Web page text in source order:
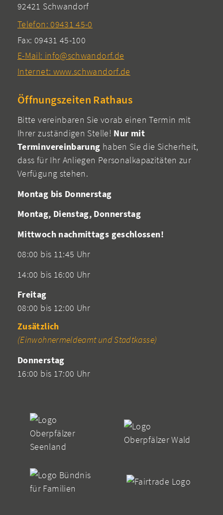
92421 Schwandorf
Telefon: 09431 45-0
Fax: 09431 45-100
E-Mail: info@schwandorf.de
Internet: www.schwandorf.de
Öffnungszeiten Rathaus
Bitte vereinbaren Sie vorab einen Termin mit
Ihrer zuständigen Stelle! Nur mit
Terminvereinbarung haben Sie die Sicherheit,
dass für Ihr Anliegen Personalkapazitäten zur
Verfügung stehen.
Montag bis Donnerstag
Montag, Dienstag, Donnerstag
Mittwoch nachmittags geschlossen!
08:00 bis 11:45 Uhr
14:00 bis 16:00 Uhr
Freitag
08:00 bis 12:00 Uhr
Zusätzlich
(Einwohnermeldeamt und Stadtkasse)
Donnerstag
16:00 bis 17:00 Uhr